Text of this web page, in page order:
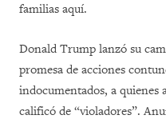
familias aquí.
Donald Trump lanzó su
promesa de acciones
indocumentados, a quienes
calificó de “violadores”.